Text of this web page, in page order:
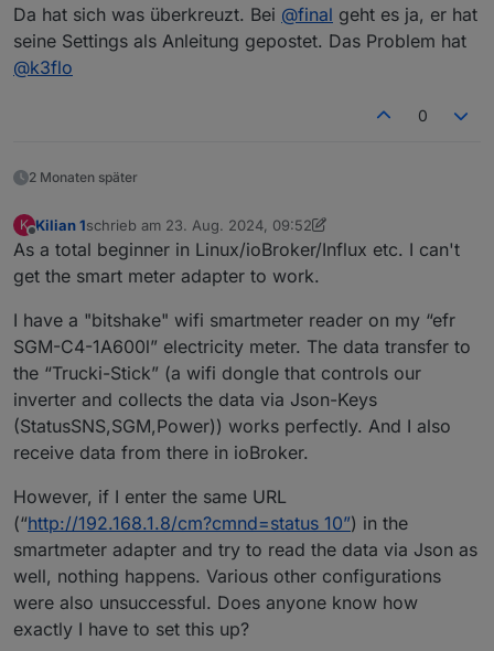
Momentanverbrauch hinzu.
Aber zum x-ten Mal:
Adapter "smartmeter"
Da hat sich was überkreuzt. Bei @final geht es ja, er hat
seine Settings als Anleitung gepostet. Das Problem hat
@k3flo
0
2 Monaten später
K
Offline
Kilian 1schrieb am 23. Aug. 2024, 09:52
zuletzt editiert von Homoran
As a total beginner in Linux/ioBroker/Influx etc. I can't
get the smart meter adapter to work.
I have a "bitshake" wifi smartmeter reader on my “efr
SGM-C4-1A600l” electricity meter. The data transfer to
the “Trucki-Stick” (a wifi dongle that controls our
inverter and collects the data via Json-Keys
(StatusSNS,SGM,Power)) works perfectly. And I also
receive data from there in ioBroker.
However, if I enter the same URL
(“http://192.168.1.8/cm?cmnd=status 10”) in the
smartmeter adapter and try to read the data via Json as
well, nothing happens. Various other configurations
were also unsuccessful. Does anyone know how
exactly I have to set this up?